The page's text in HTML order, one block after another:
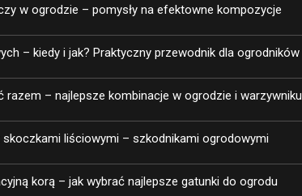
w ogrodzie – pomysły na efektowne kompozycje
– kiedy i jak? Praktyczny przewodnik dla ogrodników
razem – najlepsze kombinacje w ogrodzie i warzywniku
liściowymi – szkodnikami ogrodowymi
korą – jak wybrać najlepsze gatunki do ogrodu